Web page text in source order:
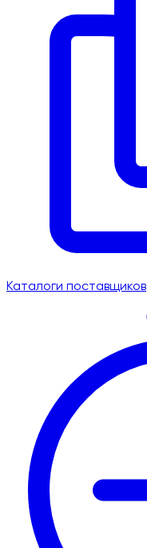
Каталоги поставщиков